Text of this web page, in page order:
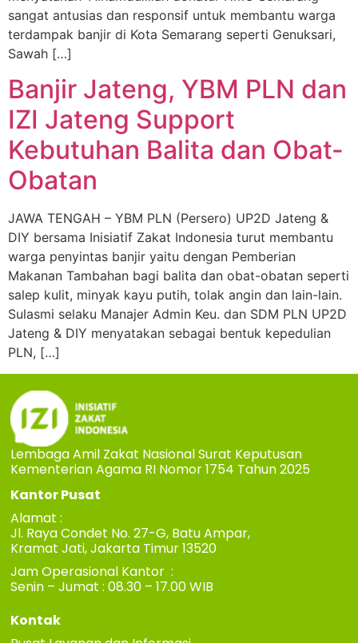
sangat antusias dan responsif untuk membantu warga
terdampak banjir di Kota Semarang seperti Genuksari,
Sawah […]
Banjir Jateng, YBM PLN dan
IZI Jateng Support
Kebutuhan Balita dan Obat-
Obatan
JAWA TENGAH – YBM PLN (Persero) UP2D Jateng &
DIY bersama Inisiatif Zakat Indonesia turut membantu
warga penyintas banjir yaitu dengan Pemberian
Makanan Tambahan bagi balita dan obat-obatan seperti
salep kulit, minyak kayu putih, tolak angin dan lain-lain.
Sulasmi selaku Manajer Admin Keu. dan SDM PLN UP2D
Jateng & DIY menyatakan sebagai bentuk kepedulian
PLN, […]
Lembaga Amil Zakat Nasional Surat Keputusan
Kementerian Agama RI Nomor 1754 Tahun 2025
Kantor Pusat
Alamat :
Jl. Raya Condet No. 27-G, Batu Ampar,
Kramat Jati, Jakarta Timur 13520
Jam Operasional Kantor :
Senin – Jumat : 08.30 – 17.00 WIB
Kontak